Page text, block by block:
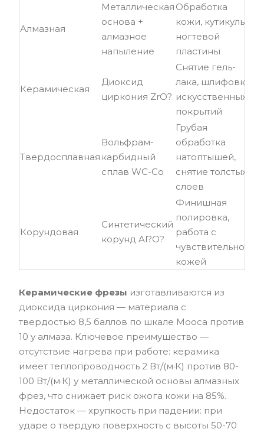
Алмазная
Металлическая
основа +
алмазное
напыление
Обработка
кожи, кутикулы,
ногтевой
пластины
Керамическая
Диоксид
циркония ZrO?
Снятие гель-
лака, шлифовка
искусственных
покрытий
Твердосплавная
Вольфрам-
карбидный
сплав WC-Co
Грубая
обработка
натоптышей,
снятие толстых
слоев
Корундовая
Синтетический
корунд Al?O?
Финишная
полировка,
работа с
чувствительной
кожей
Керамические фрезы изготавливаются из
диоксида циркония — материала с
твердостью 8,5 баллов по шкале Мооса против
10 у алмаза. Ключевое преимущество —
отсутствие нагрева при работе: керамика
имеет теплопроводность 2 Вт/(м·К) против 80-
100 Вт/(м·К) у металлической основы алмазных
фрез, что снижает риск ожога кожи на 85%.
Недостаток — хрупкость при падении: при
ударе о твердую поверхность с высоты 50-70